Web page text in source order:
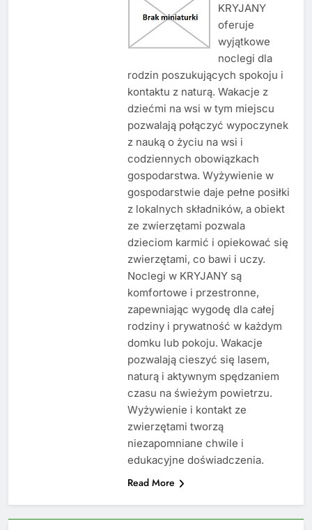
KRYJANY
oferuje
wyjątkowe
noclegi dla
rodzin poszukujących spokoju i
kontaktu z naturą. Wakacje z
dziećmi na wsi w tym miejscu
pozwalają połączyć wypoczynek
z nauką o życiu na wsi i
codziennych obowiązkach
gospodarstwa. Wyżywienie w
gospodarstwie daje pełne posiłki
z lokalnych składników, a obiekt
ze zwierzętami pozwala
dzieciom karmić i opiekować się
zwierzętami, co bawi i uczy.
Noclegi w KRYJANY są
komfortowe i przestronne,
zapewniając wygodę dla całej
rodziny i prywatność w każdym
domku lub pokoju. Wakacje
pozwalają cieszyć się lasem,
naturą i aktywnym spędzaniem
czasu na świeżym powietrzu.
Wyżywienie i kontakt ze
zwierzętami tworzą
niezapomniane chwile i
edukacyjne doświadczenia.
Read More